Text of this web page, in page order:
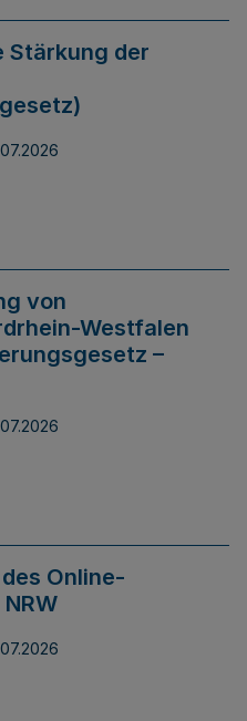
Stärkung der
von
Westfalen
–
Online-